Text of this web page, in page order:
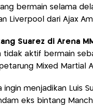
bermain selama
Liverpool dari Ajax
Suarez di Arena
tidak aktif bermain
Mixed Martial
ingin menjadikan Luis
eks bintang